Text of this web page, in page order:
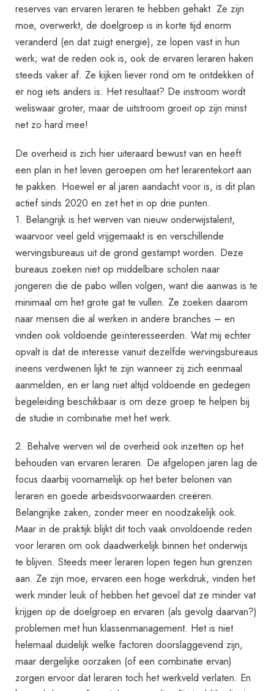
reserves van ervaren leraren te hebben gehakt. Ze zijn
moe, overwerkt, de doelgroep is in korte tijd enorm
veranderd (en dat zuigt energie), ze lopen vast in hun
werk; wat de reden ook is, ook de ervaren leraren haken
steeds vaker af. Ze kijken liever rond om te ontdekken of
er nog iets anders is. Het resultaat? De instroom wordt
weliswaar groter, maar de uitstroom groeit op zijn minst
net zo hard mee!
De overheid is zich hier uiteraard bewust van en heeft
een plan in het leven geroepen om het lerarentekort aan
te pakken. Hoewel er al jaren aandacht voor is, is dit plan
actief sinds 2020 en zet het in op drie punten.
1. Belangrijk is het werven van nieuw onderwijstalent,
waarvoor veel geld vrijgemaakt is en verschillende
wervingsbureaus uit de grond gestampt worden. Deze
bureaus zoeken niet op middelbare scholen naar
jongeren die de pabo willen volgen, want die aanwas is te
minimaal om het grote gat te vullen. Ze zoeken daarom
naar mensen die al werken in andere branches – en
vinden ook voldoende geïnteresseerden. Wat mij echter
opvalt is dat de interesse vanuit dezelfde wervingsbureaus
ineens verdwenen lijkt te zijn wanneer zij zich eenmaal
aanmelden, en er lang niet altijd voldoende en gedegen
begeleiding beschikbaar is om deze groep te helpen bij
de studie in combinatie met het werk.
2. Behalve werven wil de overheid ook inzetten op het
behouden van ervaren leraren. De afgelopen jaren lag de
focus daarbij voornamelijk op het beter belonen van
leraren en goede arbeidsvoorwaarden creëren.
Belangrijke zaken, zonder meer en noodzakelijk ook.
Maar in de praktijk blijkt dit toch vaak onvoldoende reden
voor leraren om ook daadwerkelijk binnen het onderwijs
te blijven. Steeds meer leraren lopen tegen hun grenzen
aan. Ze zijn moe, ervaren een hoge werkdruk, vinden het
werk minder leuk of hebben het gevoel dat ze minder vat
krijgen op de doelgroep en ervaren (als gevolg daarvan?)
problemen met hun klassenmanagement. Het is niet
helemaal duidelijk welke factoren doorslaggevend zijn,
maar dergelijke oorzaken (of een combinatie ervan)
zorgen ervoor dat leraren toch het werkveld verlaten. En